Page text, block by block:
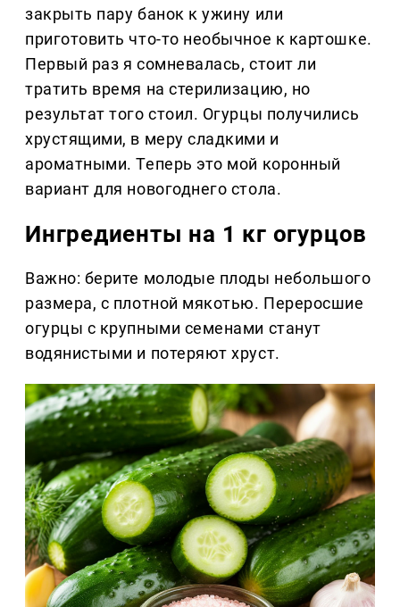
закрыть пару банок к ужину или
приготовить что-то необычное к картошке.
Первый раз я сомневалась, стоит ли
тратить время на стерилизацию, но
результат того стоил. Огурцы получились
хрустящими, в меру сладкими и
ароматными. Теперь это мой коронный
вариант для новогоднего стола.
Ингредиенты на 1 кг огурцов
Важно: берите молодые плоды небольшого
размера, с плотной мякотью. Переросшие
огурцы с крупными семенами станут
водянистыми и потеряют хруст.